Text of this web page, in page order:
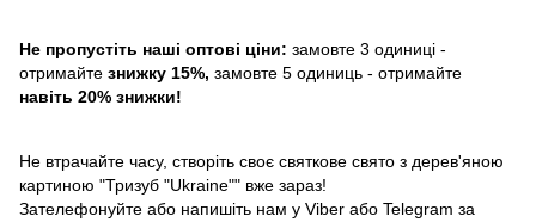
Не пропустіть наші оптові ціни: замовте 3 одиниці -
отримайте знижку 15%, замовте 5 одиниць - отримайте
навіть 20% знижки!
Не втрачайте часу, створіть своє святкове свято з дерев'яною
картиною "Тризуб "Ukraine"" вже зараз!
Зателефонуйте або напишіть нам у Viber або Telegram за